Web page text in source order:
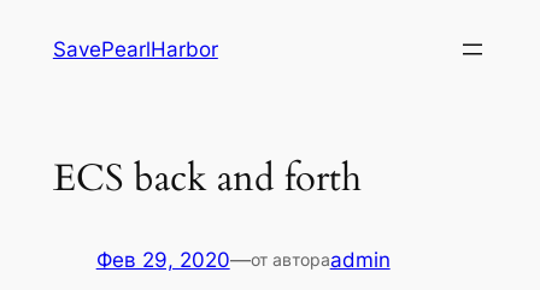
SavePearlHarbor
ECS back and forth
Фев 29, 2020—от автораadmin